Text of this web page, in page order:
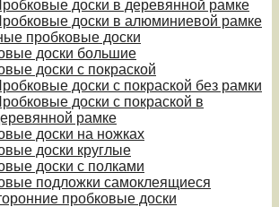
доски в деревянной рамке
доски в алюминиевой рамке
пробковые доски
доски большие
доски с покраской
доски с покраской без рамки
доски с покраской в
рамке
доски на ножках
доски круглые
доски с полками
подложки самоклеящиеся
пробковые доски